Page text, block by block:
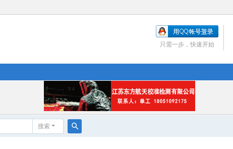
只需一步，快速开始
搜索